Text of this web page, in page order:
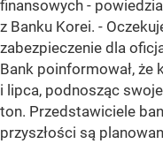
finansowych -
z Banku Korei. -
zabezpieczenie dla
Bank poinformował, że
i lipca, podnosząc
ton. Przedstawiciele
przyszłości są